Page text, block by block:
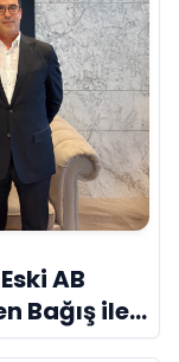
AB
Bağış ile